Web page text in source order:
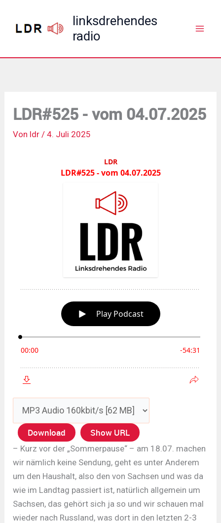
springen
linksdrehendes
radio
LDR#525 - vom 04.07.2025
Von ldr /4. Juli 2025
Download Show URL
– Kurz vor der „Sommerpause“ – am 18.07. machen
wir nämlich keine Sendung, geht es unter Anderem
um den Haushalt, also den von Sachsen und was da
wie im Landtag passiert ist, natürlich allgemein um
Sachsen, das gehört sich ja so und wir schauen mal
wieder nach Russland, was dort in den letzten 2-3